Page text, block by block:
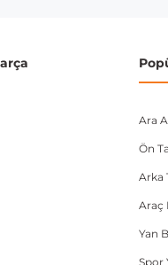
Ara
Ön
Arka
Araç
Yan
Spor